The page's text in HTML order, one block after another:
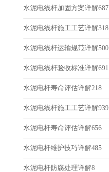
水泥电线杆加固方案详解687
水泥电线杆施工工艺详解318
水泥电线杆运输规范详解500
水泥电线杆验收标准详解691
水泥电杆寿命评估详解218
水泥电线杆施工工艺详解939
水泥电杆寿命评估详解656
水泥电杆维护技巧详解485
水泥电杆防腐处理详解8